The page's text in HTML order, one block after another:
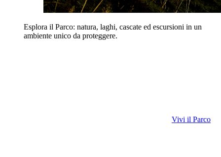
Esplora il Parco: natura, laghi, cascate ed escursioni in un
ambiente unico da proteggere.
Vivi il Parco